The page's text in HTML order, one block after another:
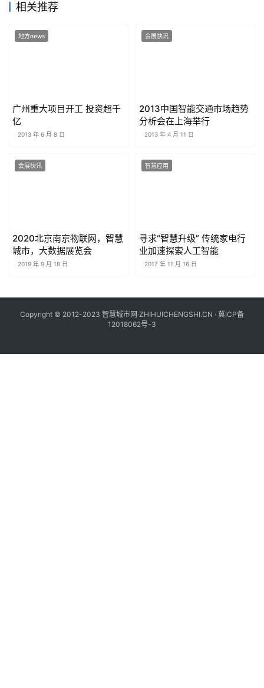
相关推荐
地方news
广州重大项目开工 投资超千
亿
2013 年 6 月 8 日
会展快讯
2013中国智能交通市场趋势
分析会在上海举行
2013 年 4 月 11 日
会展快讯
2020北京南京物联网，智慧
城市，大数据展览会
2019 年 9 月 18 日
智慧应用
寻求“智慧升级” 传统家电行
业加速探索人工智能
2017 年 11 月 16 日
Copyright © 2012-2023 智慧城市网·ZHIHUICHENGSHI.CN · 冀ICP备
12018062号-3